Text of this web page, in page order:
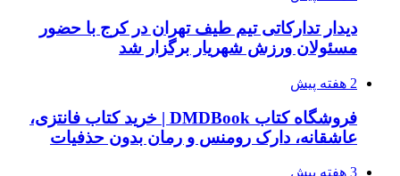
دیدار تدارکاتی تیم طیف تهران در کرج با حضور
مسئولان ورزش شهریار برگزار شد
2 هفته پیش
فروشگاه کتاب DMDBook | خرید کتاب فانتزی،
عاشقانه، دارک رومنس و رمان بدون حذفیات
3 هفته پیش